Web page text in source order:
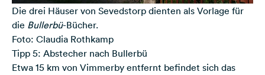
Die drei Häuser von Sevedstorp dienten als Vorlage für
die Bullerbü-Bücher.
Foto: Claudia Rothkamp
Tipp 5: Abstecher nach Bullerbü
Etwa 15 km von Vimmerby entfernt befindet sich das